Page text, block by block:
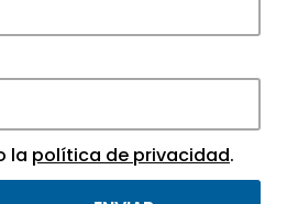
más destacadas de
científicos y
la política de privacidad.